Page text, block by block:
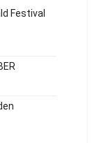
Festival